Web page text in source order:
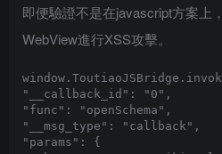
即便驗證不是在javascript方案上
WebView進行XSS攻擊。
"__callback_id": "0",
"func": "openSchema",
"__msg_type": "callback",
"params": {